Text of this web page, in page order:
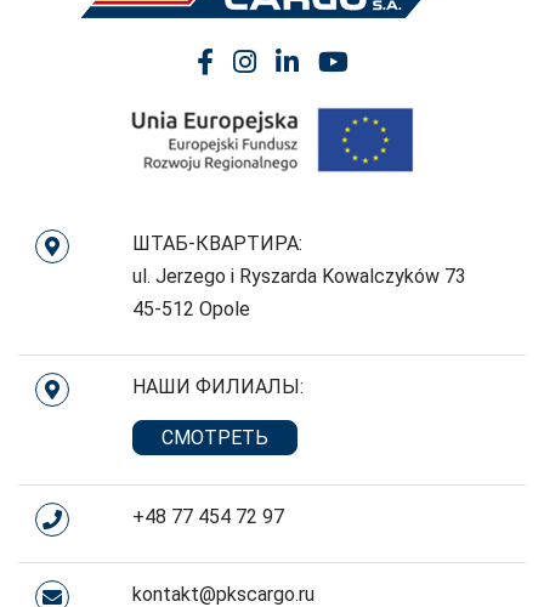
ШТАБ-КВАРТИРА:
ul. Jerzego i Ryszarda Kowalczyków 73
45-512 Opole
НАШИ ФИЛИАЛЫ:
СМОТРЕТЬ
+48 77 454 72 97
kontakt@pkscargo.ru